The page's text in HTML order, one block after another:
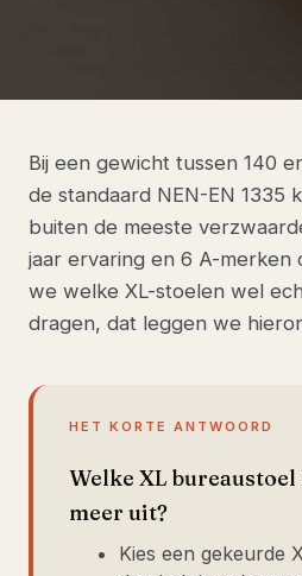
Bij een gewicht tussen 140
de standaard NEN-EN 1335
buiten de meeste
jaar ervaring en 6 A-
we welke XL-stoelen wel
dragen, dat leggen we
HET KORTE ANTWOORD
Welke XL
meer uit?
Kies een gekeurde